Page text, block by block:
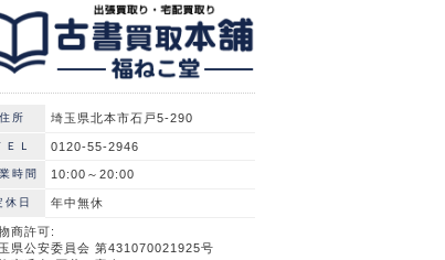
住所 埼玉県北本市石戸5-290
ＥＬ 0120-55-2946
時間 10:00～20:00
休日 年中無休
商許可:
県公安委員会 第431070021925号